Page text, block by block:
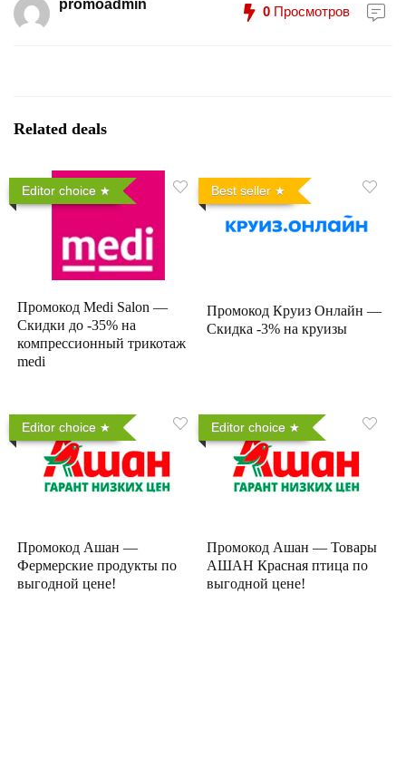
promoadmin 0 Просмотров
Related deals
Editor choice
Промокод Medi Salon —
Скидки до -35% на
компрессионный трикотаж
medi
Best seller
Промокод Круиз Онлайн —
Скидка -3% на круизы
Editor choice
Промокод Ашан —
Фермерские продукты по
выгодной цене!
Editor choice
Промокод Ашан — Товары
АШАН Красная птица по
выгодной цене!